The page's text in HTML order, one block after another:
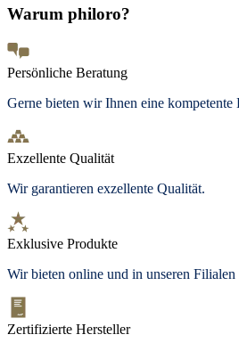
Warum philoro?
Persönliche Beratung
Gerne bieten wir Ihnen eine
Exzellente Qualität
Wir garantieren exzellente Qualität.
Exklusive Produkte
Wir bieten online und in unseren Filialen
Zertifizierte Hersteller